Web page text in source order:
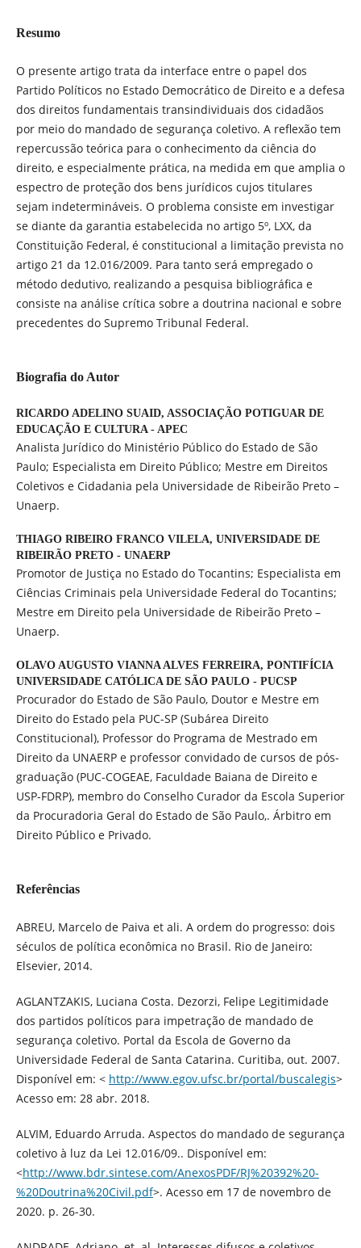
Resumo
O presente artigo trata da interface entre o papel dos
Partido Políticos no Estado Democrático de Direito e a defesa
dos direitos fundamentais transindividuais dos cidadãos
por meio do mandado de segurança coletivo. A reflexão tem
repercussão teórica para o conhecimento da ciência do
direito, e especialmente prática, na medida em que amplia o
espectro de proteção dos bens jurídicos cujos titulares
sejam indetermináveis. O problema consiste em investigar
se diante da garantia estabelecida no artigo 5º, LXX, da
Constituição Federal, é constitucional a limitação prevista no
artigo 21 da 12.016/2009. Para tanto será empregado o
método dedutivo, realizando a pesquisa bibliográfica e
consiste na análise crítica sobre a doutrina nacional e sobre
precedentes do Supremo Tribunal Federal.
Biografia do Autor
RICARDO ADELINO SUAID, ASSOCIAÇÃO POTIGUAR DE
EDUCAÇÃO E CULTURA - APEC
Analista Jurídico do Ministério Público do Estado de São
Paulo; Especialista em Direito Público; Mestre em Direitos
Coletivos e Cidadania pela Universidade de Ribeirão Preto –
Unaerp.
THIAGO RIBEIRO FRANCO VILELA, UNIVERSIDADE DE
RIBEIRÃO PRETO - UNAERP
Promotor de Justiça no Estado do Tocantins; Especialista em
Ciências Criminais pela Universidade Federal do Tocantins;
Mestre em Direito pela Universidade de Ribeirão Preto –
Unaerp.
OLAVO AUGUSTO VIANNA ALVES FERREIRA, PONTIFÍCIA
UNIVERSIDADE CATÓLICA DE SÃO PAULO - PUCSP
Procurador do Estado de São Paulo, Doutor e Mestre em
Direito do Estado pela PUC-SP (Subárea Direito
Constitucional), Professor do Programa de Mestrado em
Direito da UNAERP e professor convidado de cursos de pós-
graduação (PUC-COGEAE, Faculdade Baiana de Direito e
USP-FDRP), membro do Conselho Curador da Escola Superior
da Procuradoria Geral do Estado de São Paulo,. Árbitro em
Direito Público e Privado.
Referências
ABREU, Marcelo de Paiva et ali. A ordem do progresso: dois
séculos de política econômica no Brasil. Rio de Janeiro:
Elsevier, 2014.
AGLANTZAKIS, Luciana Costa. Dezorzi, Felipe Legitimidade
dos partidos políticos para impetração de mandado de
segurança coletivo. Portal da Escola de Governo da
Universidade Federal de Santa Catarina. Curitiba, out. 2007.
Disponível em: < http://www.egov.ufsc.br/portal/buscalegis>
Acesso em: 28 abr. 2018.
ALVIM, Eduardo Arruda. Aspectos do mandado de segurança
coletivo à luz da Lei 12.016/09.. Disponível em:
<http://www.bdr.sintese.com/AnexosPDF/RJ%20392%20-
%20Doutrina%20Civil.pdf>. Acesso em 17 de novembro de
2020. p. 26-30.